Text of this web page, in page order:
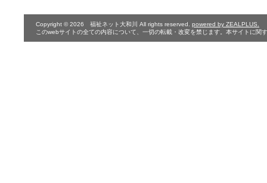
Copyright © 2026 福祉ネット大和川 All rights reserved. powered by ZEALPLUS.
このwebサイトの全ての内容について、一切の転載・改変を禁じます。本サイトに関